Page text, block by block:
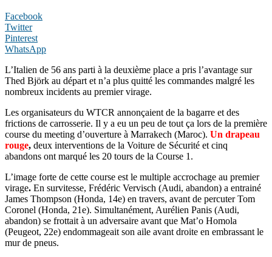
Facebook
Twitter
Pinterest
WhatsApp
L’Italien de 56 ans parti à la deuxième place a pris l’avantage sur
Thed Björk au départ et n’a plus quitté les commandes malgré les
nombreux incidents au premier virage.
Les organisateurs du WTCR annonçaient de la bagarre et des
frictions de carrosserie. Il y a eu un peu de tout ça lors de la première
course du meeting d’ouverture à Marrakech (Maroc). Un drapeau
rouge, deux interventions de la Voiture de Sécurité et cinq
abandons ont marqué les 20 tours de la Course 1.
L’image forte de cette course est le multiple accrochage au premier
virage. En survitesse, Frédéric Vervisch (Audi, abandon) a entrainé
James Thompson (Honda, 14e) en travers, avant de percuter Tom
Coronel (Honda, 21e). Simultanément, Aurélien Panis (Audi,
abandon) se frottait à un adversaire avant que Mat’o Homola
(Peugeot, 22e) endommageait son aile avant droite en embrassant le
mur de pneus.